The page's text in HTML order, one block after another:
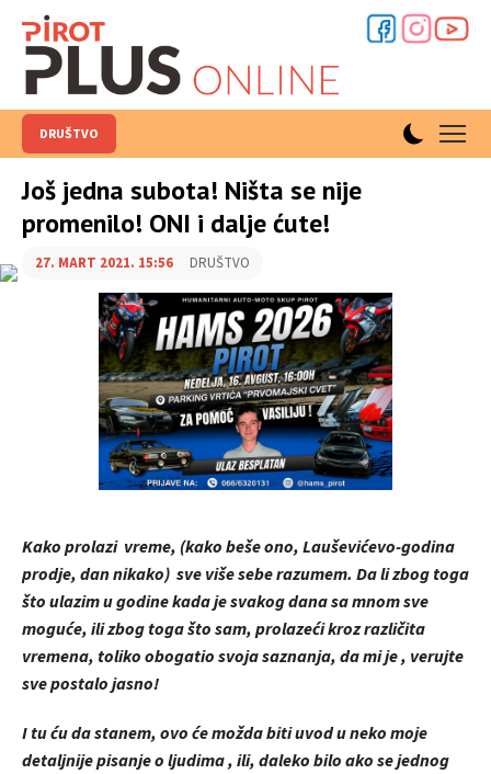
DRUŠTVO
Još jedna subota! Ništa se nije
promenilo! ONI i dalje ćute!
27. MART 2021. 15:56 DRUŠTVO
Kako prolazi vreme, (kako beše ono, Lauševićevo-godina
prodje, dan nikako) sve više sebe razumem. Da li zbog toga
što ulazim u godine kada je svakog dana sa mnom sve
moguće, ili zbog toga što sam, prolazeći kroz različita
vremena, toliko obogatio svoja saznanja, da mi je , verujte
sve postalo jasno!
I tu ću da stanem, ovo će možda biti uvod u neko moje
detaljnije pisanje o ljudima , ili, daleko bilo ako se jednog